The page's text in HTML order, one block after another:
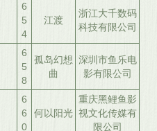
6
5
4
江渡
浙江大千数码
科技有限公司
6
5
8
孤岛幻想
曲
深圳市鱼乐电
影有限公司
6
6
0
何以阳光
重庆黑鲤鱼影
视文化传媒有
限公司